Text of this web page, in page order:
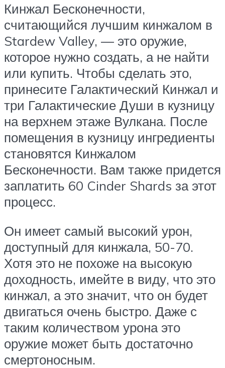
Кинжал Бесконечности,
считающийся лучшим кинжалом в
Stardew Valley, — это оружие,
которое нужно создать, а не найти
или купить. Чтобы сделать это,
принесите Галактический Кинжал и
три Галактические Души в кузницу
на верхнем этаже Вулкана. После
помещения в кузницу ингредиенты
становятся Кинжалом
Бесконечности. Вам также придется
заплатить 60 Cinder Shards за этот
процесс.
Он имеет самый высокий урон,
доступный для кинжала, 50-70.
Хотя это не похоже на высокую
доходность, имейте в виду, что это
кинжал, а это значит, что он будет
двигаться очень быстро. Даже с
таким количеством урона это
оружие может быть достаточно
смертоносным.